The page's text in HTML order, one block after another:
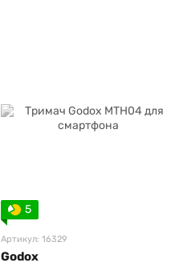
5
Артикул: 16329
Godox